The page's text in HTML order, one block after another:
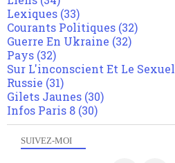
SUIVEZ-MOI
Lexiques (33)
Courants Politiques (32)
Guerre En Ukraine (32)
Pays (32)
Sur L'inconscient Et Le Sexuel
Russie (31)
Gilets Jaunes (30)
Infos Paris 8 (30)